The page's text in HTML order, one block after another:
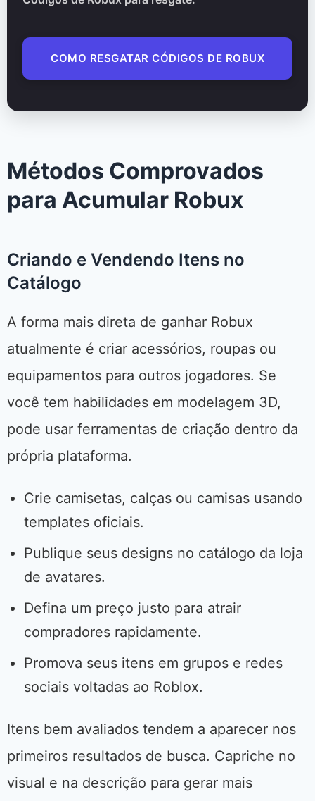
COMO RESGATAR CÓDIGOS DE ROBUX
Métodos Comprovados
para Acumular Robux
Criando e Vendendo Itens no
Catálogo
A forma mais direta de ganhar Robux
atualmente é criar acessórios, roupas ou
equipamentos para outros jogadores. Se
você tem habilidades em modelagem 3D,
pode usar ferramentas de criação dentro da
própria plataforma.
Crie camisetas, calças ou camisas usando
templates oficiais.
Publique seus designs no catálogo da loja
de avatares.
Defina um preço justo para atrair
compradores rapidamente.
Promova seus itens em grupos e redes
sociais voltadas ao Roblox.
Itens bem avaliados tendem a aparecer nos
primeiros resultados de busca. Capriche no
visual e na descrição para gerar mais